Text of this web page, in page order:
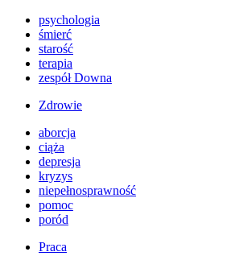
psychologia
śmierć
starość
terapia
zespół Downa
Zdrowie
aborcja
ciąża
depresja
kryzys
niepełnosprawność
pomoc
poród
Praca